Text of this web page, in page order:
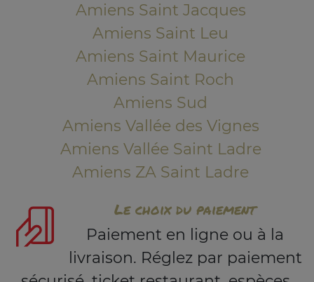
Amiens Saint Jacques
Amiens Saint Leu
Amiens Saint Maurice
Amiens Saint Roch
Amiens Sud
Amiens Vallée des Vignes
Amiens Vallée Saint Ladre
Amiens ZA Saint Ladre
Le choix du paiement
Paiement en ligne ou à la
livraison. Réglez par paiement